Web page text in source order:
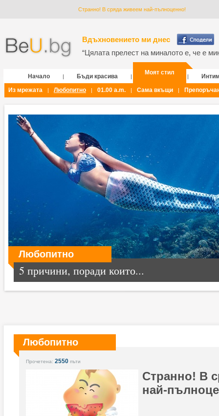
Странно! В сряда живеем най-пълноценно!
Вдъхновението ми днес
“Цялата прелест на миналото е, че е
Начало | Бъди красива |
Моят стил
|
Из мрежата
| Любопитно | 01.00 a.m. | Сама вкъщи |
Любопитно
5 причини, поради които...
Любопитно
Прочетена: 2550 пъти
Странно! В
най-